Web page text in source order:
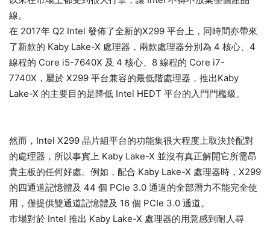
線。
在 2017年 Q2 Intel 發佈了全新的X299 平台上，同時間亦帶來
了新款的 Kaby Lake-X 處理器，兩款處理器分別為 4 核心、4
線程的 Core i5-7640X 及 4 核心、8 線程的 Core i7-
7740X，屬於 X299 平台兼容的最低階處理器，推出Kaby
Lake-X 的主要目的是降低 Intel HEDT 平台的入門門檻級。
然而，Intel X299 晶片組平台的功能集很大程度上取決於配對
的處理器，所以事實上 Kaby Lake-X 並沒有真正解開它所需昂
貴主板的任何好處。例如，配合 Kaby Lake-X 處理器時，X299
的四通道記憶體及 44 個 PCIe 3.0 通道的全部潛力不能完全使
用，僅提供雙通道記憶體及 16 個 PCIe 3.0 通道。
市場對於 Intel 推出 Kaby Lake-X 處理器的用意感到耐人尋